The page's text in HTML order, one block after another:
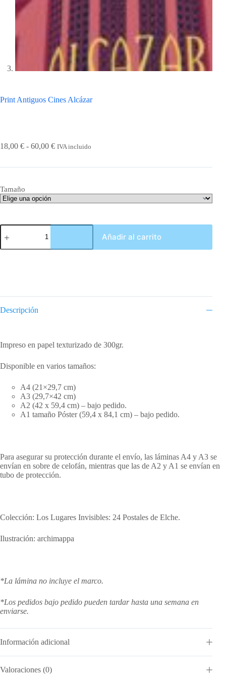
Print Antiguos Cines Alcázar
18,00 € - 60,00 €Rango
IVA incluido
Tamaño
Print
Antiguos
Añadir al carrito
Descripción
Impreso en papel texturizado de 300gr.
Disponible en varios tamaños:
A4 (21×29,7 cm)
A3 (29,7×42 cm)
A2 (42 x 59,4 cm) – bajo pedido.
A1 tamaño Póster (59,4 x 84,1 cm) – bajo pedido.
Para asegurar su protección durante el envío, las láminas A4 y A3 se
envían en sobre de celofán, mientras que las de A2 y A1 se envían en
tubo de protección.
Colección: Los Lugares Invisibles: 24 Postales de Elche.
Ilustración: archimappa
*La lámina no incluye el marco.
*Los pedidos bajo pedido pueden tardar hasta una semana en
enviarse.
Información adicional
Valoraciones (0)